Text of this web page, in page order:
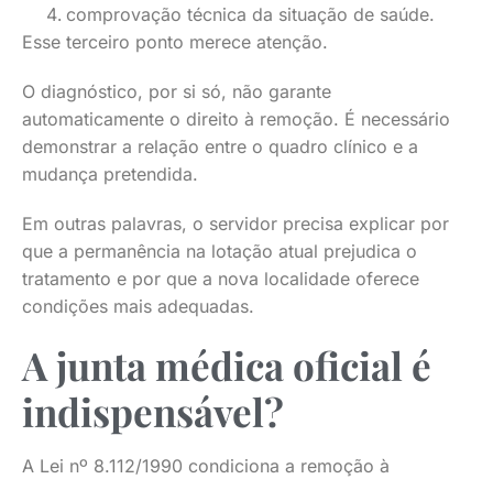
comprovação técnica da situação de saúde.
Esse terceiro ponto merece atenção.
O diagnóstico, por si só, não garante
automaticamente o direito à remoção. É necessário
demonstrar a relação entre o quadro clínico e a
mudança pretendida.
Em outras palavras, o servidor precisa explicar por
que a permanência na lotação atual prejudica o
tratamento e por que a nova localidade oferece
condições mais adequadas.
A junta médica oficial é
indispensável?
A Lei nº 8.112/1990 condiciona a remoção à